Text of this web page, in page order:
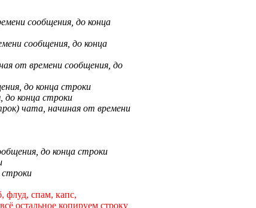
сообщения, до конца
сообщения, до конца
от времени сообщения, до
до конца строки
до конца строки
чата, начиная от времени
до конца строки
строки
флуд, спам, капс,
остальное копируем строку